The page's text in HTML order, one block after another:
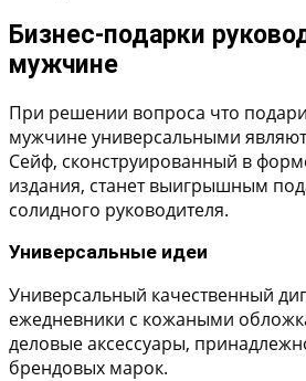
Бизнес-подарки
мужчине
При решении вопроса что
мужчине универсальными
Сейф, сконструированный в
издания, станет выигрышным
солидного руководителя.
Универсальные идеи
Универсальный качественный
ежедневники с кожаными
деловые аксессуары,
брендовых марок.